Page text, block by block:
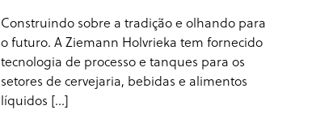
Construindo sobre a tradição e olhando para
o futuro. A Ziemann Holvrieka tem fornecido
tecnologia de processo e tanques para os
setores de cervejaria, bebidas e alimentos
líquidos [...]